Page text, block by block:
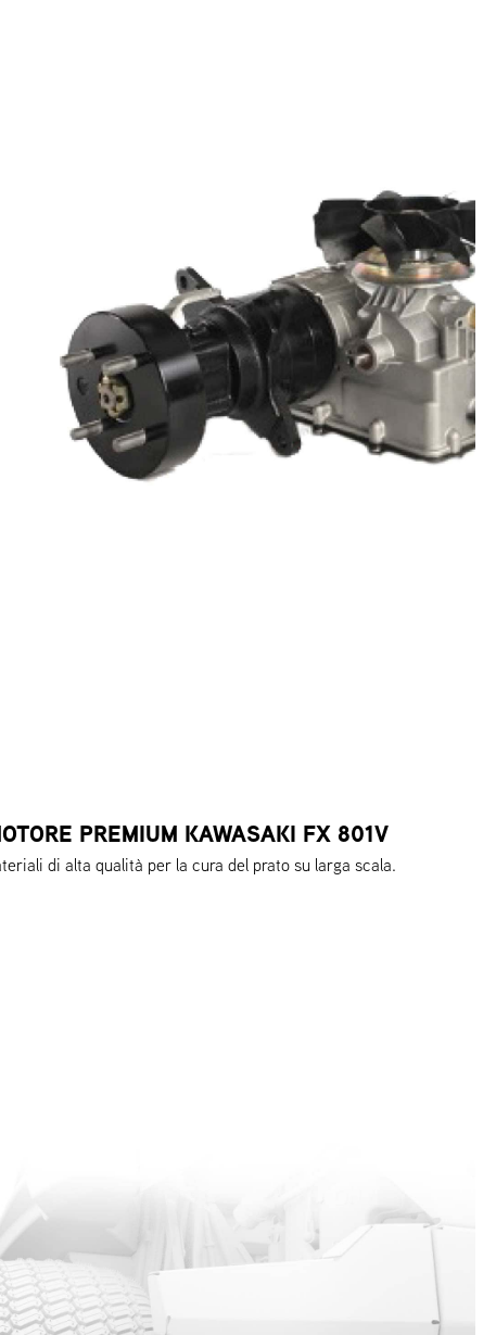
PREMIUM KAWASAKI FX 801V
di alta qualità per la cura del prato su larga scala.